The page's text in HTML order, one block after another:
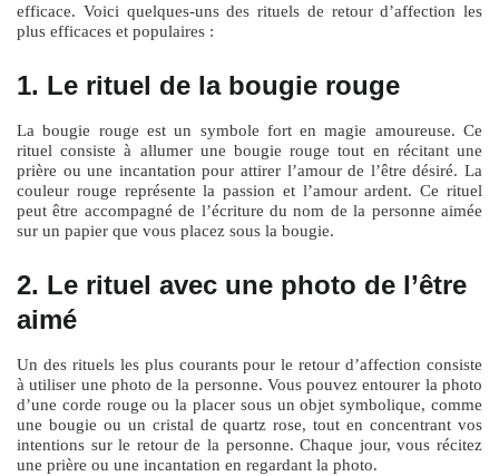
efficace. Voici quelques-uns des rituels de retour d’affection les
plus efficaces et populaires :
1. Le rituel de la bougie rouge
La bougie rouge est un symbole fort en magie amoureuse. Ce
rituel consiste à allumer une bougie rouge tout en récitant une
prière ou une incantation pour attirer l’amour de l’être désiré. La
couleur rouge représente la passion et l’amour ardent. Ce rituel
peut être accompagné de l’écriture du nom de la personne aimée
sur un papier que vous placez sous la bougie.
2. Le rituel avec une photo de l’être
aimé
Un des rituels les plus courants pour le retour d’affection consiste
à utiliser une photo de la personne. Vous pouvez entourer la photo
d’une corde rouge ou la placer sous un objet symbolique, comme
une bougie ou un cristal de quartz rose, tout en concentrant vos
intentions sur le retour de la personne. Chaque jour, vous récitez
une prière ou une incantation en regardant la photo.